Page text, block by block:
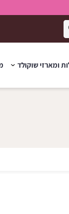
ומארזי שוקולד